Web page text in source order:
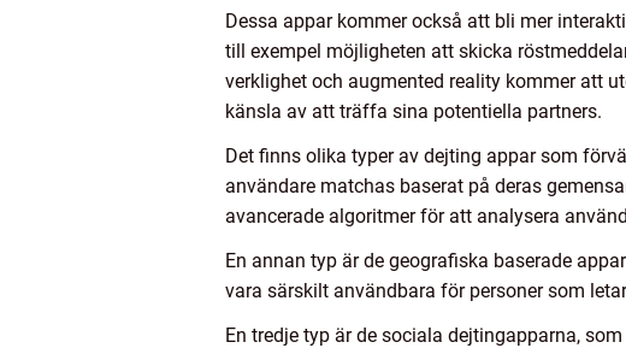
Dessa appar kommer också att bli mer
till exempel möjligheten att skicka
verklighet och augmented reality kommer att
känsla av att träffa sina potentiella partners.
Det finns olika typer av dejting appar som
användare matchas baserat på deras
avancerade algoritmer för att analysera
En annan typ är de geografiska baserade
vara särskilt användbara för personer som
En tredje typ är de sociala dejtingapparna,